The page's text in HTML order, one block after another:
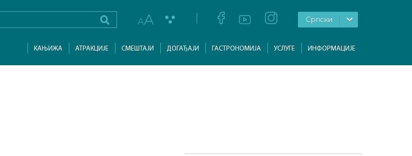
AA Српски
КАЊИЖА АТРАКЦИЈЕ СМЕШТАЈИ ДОГАЂАЈИ ГАСТРОНОМИЈА УСЛУГЕ ИНФОРМАЦИЈЕ